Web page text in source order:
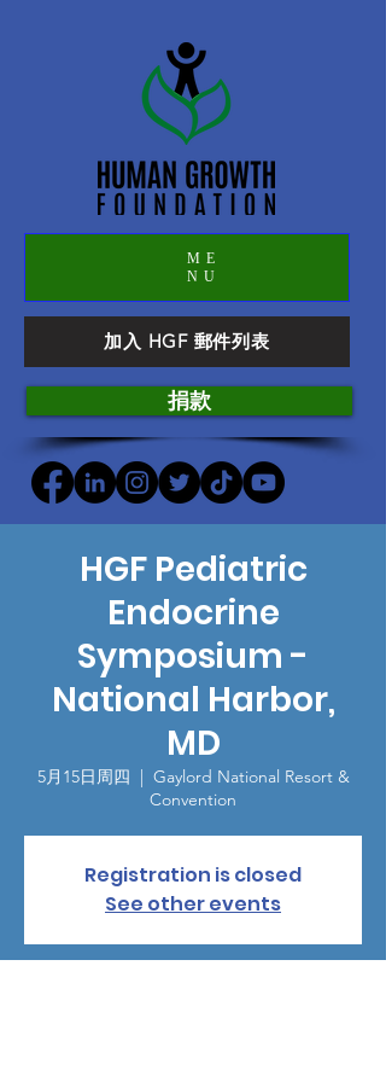
ME
NU
加入 HGF 郵件列表
捐款
HGF Pediatric
Endocrine
Symposium -
National Harbor,
MD
5月15日周四
  |
Gaylord National Resort &
Convention
Registration is closed
See other events